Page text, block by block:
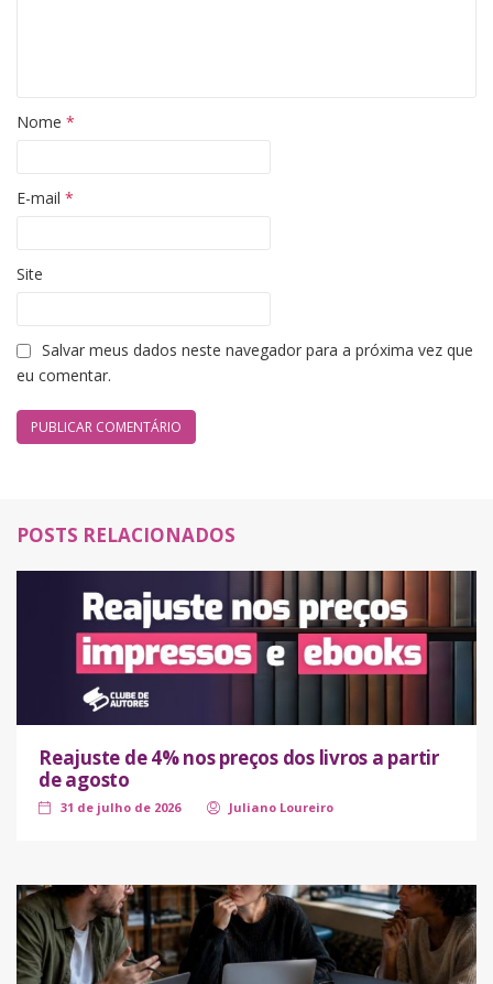
Nome *
E-mail *
Site
Salvar meus dados neste navegador para a próxima vez que
eu comentar.
POSTS RELACIONADOS
Reajuste de 4% nos preços dos livros a partir
de agosto
31 de julho de 2026 Juliano Loureiro